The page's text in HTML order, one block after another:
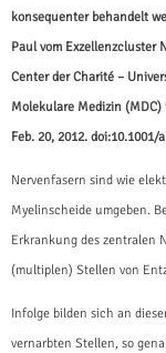
konsequenter behandelt
Paul vom Exzellenzcluster
Center der Charité –
Molekulare Medizin
Feb. 20, 2012.
Nervenfasern sind wie
Myelinscheide umgeben.
Erkrankung des zentralen
(multiplen) Stellen von
Infolge bilden sich an
vernarbten Stellen, so